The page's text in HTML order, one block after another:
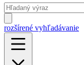
rozšírené vyhľadávanie